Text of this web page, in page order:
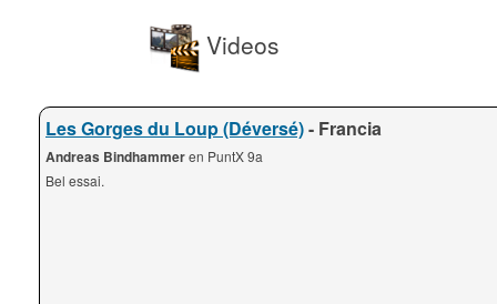
Videos
Les Gorges du Loup (Déversé)- Francia
Andreas Bindhammeren PuntX 9a
Bel essai.